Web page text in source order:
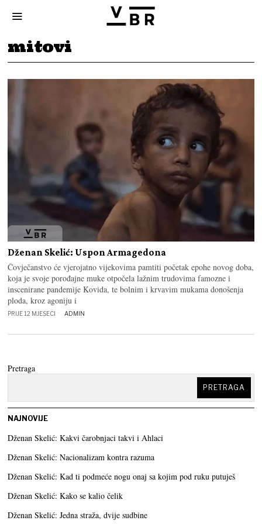
mitovi
Dženan Skelić: Uspon Armagedona
Čovječanstvo će vjerojatno vijekovima pamtiti početak epohe novog doba,
koja je svoje porođajne muke otpočela lažnim trudovima famozne i
inscenirane pandemije Kovida, te bolnim i krvavim mukama donošenja
ploda, kroz agoniju i
PRIJE 12 MJESECI ADMIN
Pretraga
PRETRAGA
NAJNOVIJE
Dženan Skelić: Kakvi čarobnjaci takvi i Ahlaci
Dženan Skelić: Nacionalizam kontra razuma
Dženan Skelić: Kad ti podmeće nogu onaj sa kojim pod ruku putuješ
Dženan Skelić: Kako se kalio čelik
Dženan Skelić: Jedna straža, dvije sudbine